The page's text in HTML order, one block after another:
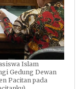
Islam
Gedung Dewan
Pacitan pada